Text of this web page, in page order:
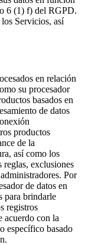
6 (1) f) del RGPD.
Servicios, así
en relación
su procesador
basados en
de datos
productos
de la
así como los
reglas, exclusiones
Por
de datos en
para brindarle
registros
acuerdo con la
específico basado